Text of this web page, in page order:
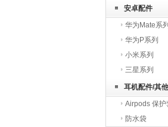
安卓配件
华为Mate系列
华为P系列
小米系列
三星系列
耳机配件/其他
Airpods 保护
防水袋